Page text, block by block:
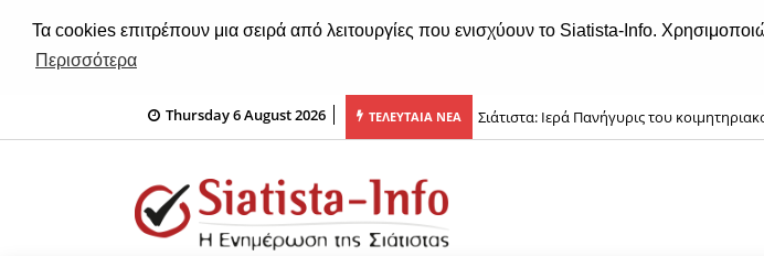
Τα cookies επιτρέπουν μια σειρά από λειτουργίες που ενισχύουν το Siatista-Info.
Περισσότερα
Thursday 6 August 2026 ΤΕΛΕΥΤΑΙΑ ΝΕΑ
σε εγκαταλελειμμένο κτήριο στην Κοζάνη Σιάτιστα: Ιερά Πανήγυρις του